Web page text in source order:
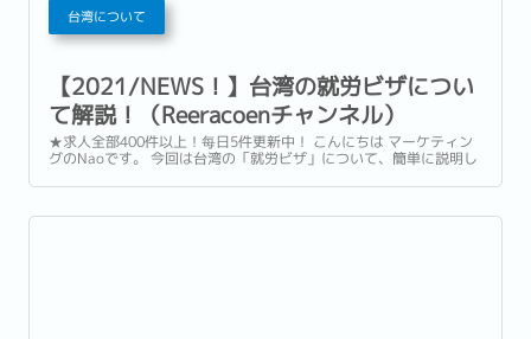
台湾について
【2021/NEWS！】台湾の就労ビザについ
て解説！（Reeracoenチャンネル）
★求人全部400件以上！每日5件更新中！ こんにちは マーケティン
グのNaoです。 今回は台湾の「就労ビザ」について、簡単に説明し
してみてくださいね ※VISAの種類や最新状況は、下記記事をご覧く